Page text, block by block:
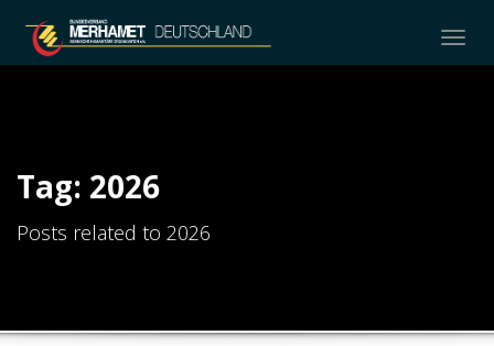
Tag: 2026
Posts related to 2026